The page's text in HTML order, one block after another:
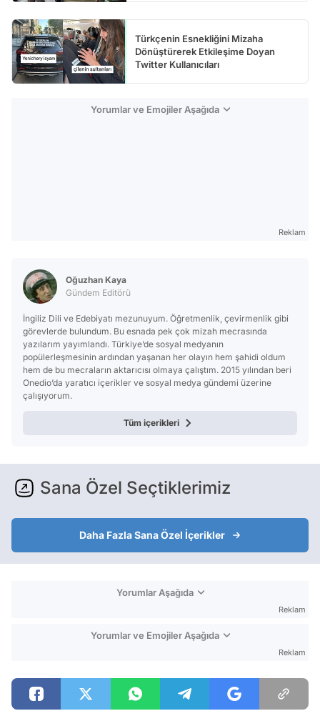
Türkçenin Esnekliğini Mizaha
Dönüştürerek Etkileşime Doyan
Twitter Kullanıcıları
Yorumlar ve Emojiler Aşağıda
Reklam
Oğuzhan Kaya
Gündem Editörü
İngiliz Dili ve Edebiyatı mezunuyum. Öğretmenlik, çevirmenlik gibi
görevlerde bulundum. Bu esnada pek çok mizah mecrasında
yazılarım yayımlandı. Türkiye’de sosyal medyanın
popülerleşmesinin ardından yaşanan her olayın hem şahidi oldum
hem de bu mecraların aktarıcısı olmaya çalıştım. 2015 yılından beri
Onedio’da yaratıcı içerikler ve sosyal medya gündemi üzerine
çalışıyorum.
Tüm içerikleri
Sana Özel Seçtiklerimiz
Daha Fazla Sana Özel İçerikler
Yorumlar Aşağıda
Reklam
Yorumlar ve Emojiler Aşağıda
Reklam